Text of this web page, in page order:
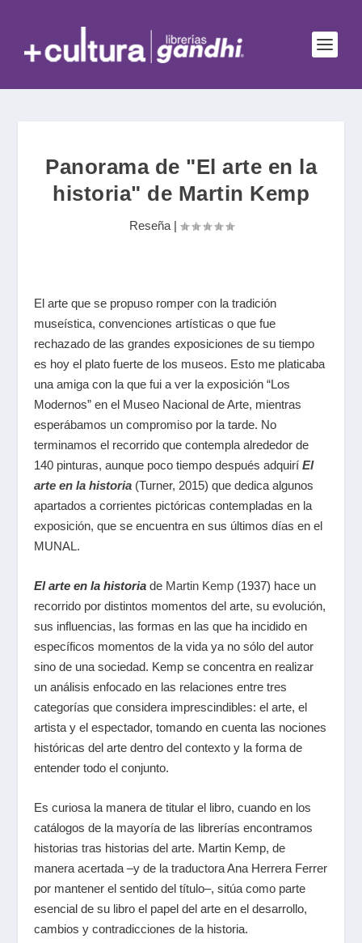
Panorama de "El arte en la
historia" de Martin Kemp
Reseña|
El arte que se propuso romper con la tradición
museística, convenciones artísticas o que fue
rechazado de las grandes exposiciones de su tiempo
es hoy el plato fuerte de los museos. Esto me platicaba
una amiga con la que fui a ver la exposición “Los
Modernos” en el Museo Nacional de Arte, mientras
esperábamos un compromiso por la tarde. No
terminamos el recorrido que contempla alrededor de
140 pinturas, aunque poco tiempo después adquiríEl
arte en la historia (Turner, 2015) que dedica algunos
apartados a corrientes pictóricas contempladas en la
exposición, que se encuentra en sus últimos días en el
MUNAL.
El arte en la historia de Martin Kemp (1937) hace un
recorrido por distintos momentos del arte, su evolución,
sus influencias, las formas en las que ha incidido en
específicos momentos de la vida ya no sólo del autor
sino de una sociedad. Kemp se concentra en realizar
un análisis enfocado en las relaciones entre tres
categorías que considera imprescindibles: el arte, el
artista y el espectador, tomando en cuenta las nociones
históricas del arte dentro del contexto y la forma de
entender todo el conjunto.
Es curiosa la manera de titular el libro, cuando en los
catálogos de la mayoría de las librerías encontramos
historias tras historias del arte. Martin Kemp, de
manera acertada –y de la traductora Ana Herrera Ferrer
por mantener el sentido del título–, sitúa como parte
esencial de su libro el papel del arte en el desarrollo,
cambios y contradicciones de la historia.